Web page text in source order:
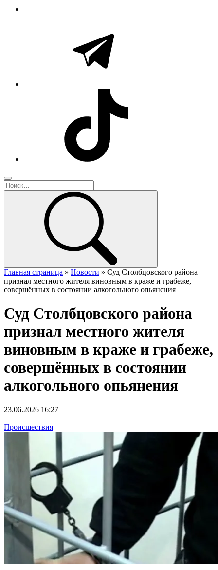
Главная страница » Новости » Суд Столбцовского района
признал местного жителя виновным в краже и грабеже,
совершённых в состоянии алкогольного опьянения
Суд Столбцовского района
признал местного жителя
виновным в краже и грабеже,
совершённых в состоянии
алкогольного опьянения
23.06.2026 16:27
—
Происшествия